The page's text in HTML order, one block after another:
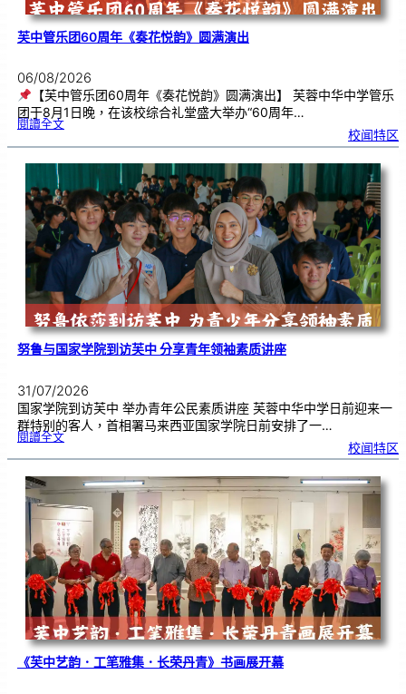
芙中管乐团60周年《奏花悦韵》圆满演出
06/08/2026
【芙中管乐团60周年《奏花悦韵》圆满演出】 芙蓉中华中学管乐
团于8月1日晚，在该校综合礼堂盛大举办“60周年…
閱讀全文:芙
乐
6
0
《
奏
花
悦
韵
》
圆
满
演
出
校闻特区
努鲁与国家学院到访芙中 分享青年领袖素质讲座
31/07/2026
国家学院到访芙中 举办青年公民素质讲座 芙蓉中华中学日前迎来一
群特别的客人，首相署马来西亚国家学院日前安排了一…
閱讀全文:努
国
学
院
到
访
中
分
享
青
年
领
袖
素
质
讲
座
校闻特区
《芙中艺韵．工笔雅集．长荣丹青》书画展开幕